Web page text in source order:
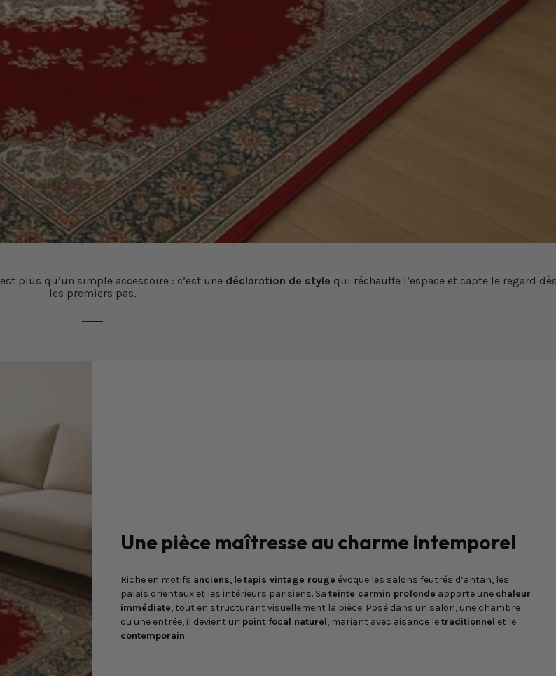
est plus qu’un simple accessoire : c’est une déclaration de style qui réchauffe l’espace et capte le regard
les premiers pas.
Une pièce maîtresse au charme intemporel
Riche en motifs anciens, letapis vintage rouge évoque les salons feutrés d’antan, les
palais orientaux et les intérieurs parisiens. Sa teinte carmin profonde apporte une chaleur
immédiate, tout en structurant visuellement la pièce. Posé dans un salon, une chambre
ou une entrée, il devient un point focal naturel, mariant avec aisance letraditionnel et le
contemporain.